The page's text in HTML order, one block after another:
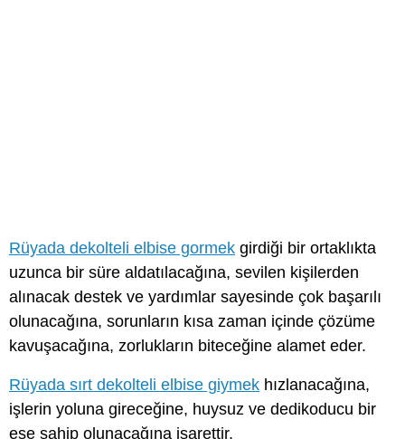
Rüyada dekolteli elbise gormek girdiği bir ortaklıkta
uzunca bir süre aldatılacağına, sevilen kişilerden
alınacak destek ve yardımlar sayesinde çok başarılı
olunacağına, sorunların kısa zaman içinde çözüme
kavuşacağına, zorlukların biteceğine alamet eder.
Rüyada sırt dekolteli elbise giymek hızlanacağına,
işlerin yoluna gireceğine, huysuz ve dedikoducu bir
eşe sahip olunacağına işarettir.